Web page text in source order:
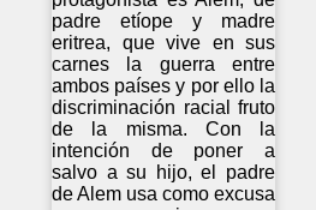
padre etíope y madre
eritrea, que vive en sus
carnes la guerra entre
ambos países y por ello la
discriminación racial fruto
de la misma. Con la
intención de poner a
salvo a su hijo, el padre
de Alem usa como excusa